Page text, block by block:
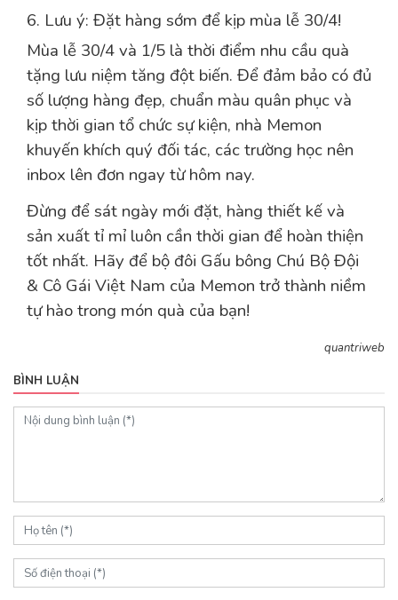
6. Lưu ý: Đặt hàng sớm để kịp mùa lễ 30/4!
Mùa lễ 30/4 và 1/5 là thời điểm nhu cầu quà
tặng lưu niệm tăng đột biến. Để đảm bảo có đủ
số lượng hàng đẹp, chuẩn màu quân phục và
kịp thời gian tổ chức sự kiện, nhà Memon
khuyến khích quý đối tác, các trường học nên
inbox lên đơn ngay từ hôm nay.
Đừng để sát ngày mới đặt, hàng thiết kế và
sản xuất tỉ mỉ luôn cần thời gian để hoàn thiện
tốt nhất. Hãy để bộ đôi Gấu bông Chú Bộ Đội
& Cô Gái Việt Nam của Memon trở thành niềm
tự hào trong món quà của bạn!
quantriweb
BÌNH LUẬN